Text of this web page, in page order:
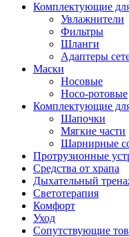
Комплектующие
Увлажнители
Фильтры
Шланги
Адаптеры
Маски
Носовые
Носо-ротовые
Комплектующие
Шапочки
Мягкие части
Шарнирные
Протрузионные
Средства от храпа
Дыхательный
Светотерапия
Комфорт
Уход
Сопутствующие